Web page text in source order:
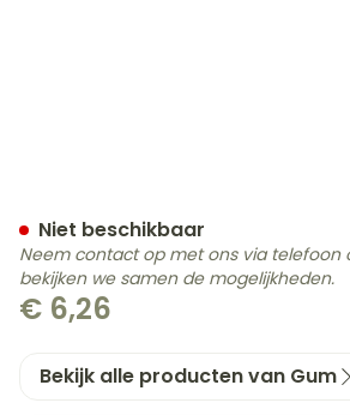
€ 6,26
Niet beschikbaar
Neem contact op met ons via telefoon
bekijken we samen de mogelijkheden.
Bekijk alle producten van Gum